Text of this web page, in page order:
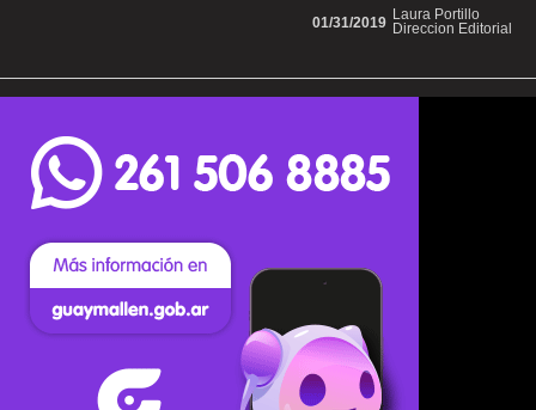
Laura Portillo
Direccion Editorial
01/31/2019